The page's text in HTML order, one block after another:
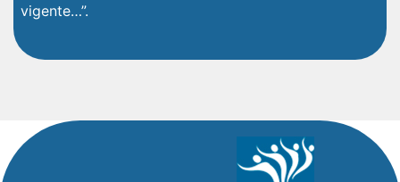
vigente…”.